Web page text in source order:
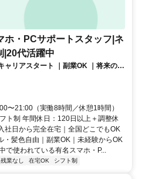
ホ・PCサポートスタッフ|ネ
|20代活躍中
｜副業OK ｜将来のキ
奨しています）
〜21:00（実働8時間／休憩1時間）
ト制 年間休日：120日以上＋調整休
社日から完全在宅｜全国どこでもOK
・髪色自由｜副業OK｜未経験からOK
で使われている有名スマホ・P...
残業なし 在宅OK シフト制